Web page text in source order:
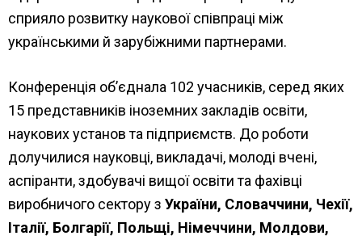
сприяло розвитку наукової співпраці між
українськими й зарубіжними партнерами.
Конференція об’єднала 102 учасників, серед яких
15 представників іноземних закладів освіти,
наукових установ та підприємств. До роботи
долучилися науковці, викладачі, молоді вчені,
аспіранти, здобувачі вищої освіти та фахівці
виробничого сектору з України, Словаччини, Чехії,
Італії, Болгарії, Польщі, Німеччини, Молдови,